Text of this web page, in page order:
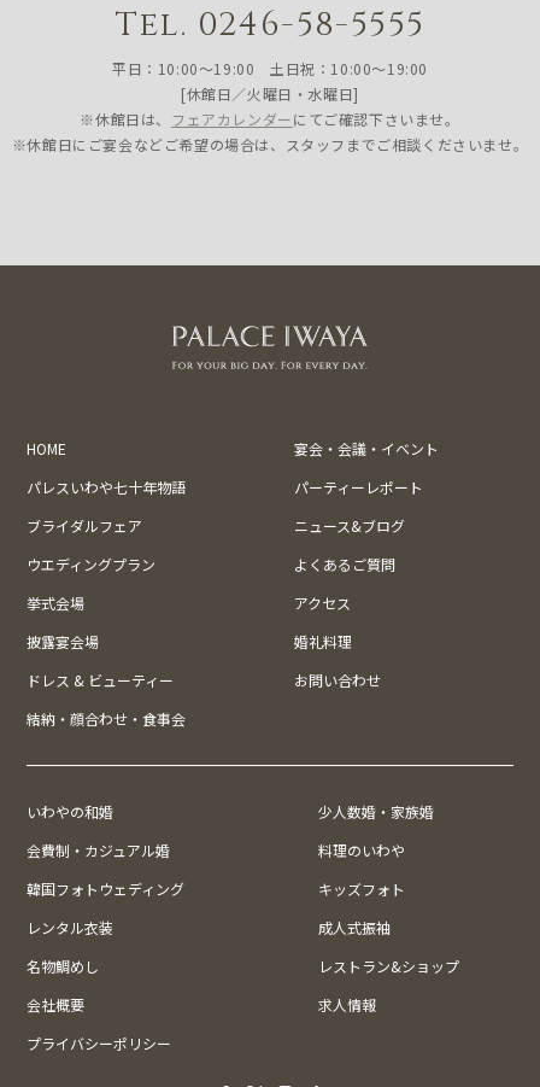
Tel. 0246-58-5555
平日：10:00〜19:00 土日祝：10:00〜19:00
[休館日／火曜日・水曜日]
※休館日は、 フェアカレンダーにてご確認下さいませ。
※休館日にご宴会などご希望の場合は、スタッフまでご相談くださいませ。
HOME
宴会・会議・イベント
パレスいわや七十年物語
パーティーレポート
ブライダルフェア
ニュース&ブログ
ウエディングプラン
よくあるご質問
挙式会場
アクセス
披露宴会場
婚礼料理
ドレス & ビューティー
お問い合わせ
結納・顔合わせ・食事会
いわやの和婚
少人数婚・家族婚
会費制・カジュアル婚
料理のいわや
韓国フォトウェディング
キッズフォト
レンタル衣装
成人式振袖
名物鯛めし
レストラン&ショップ
会社概要
求人情報
プライバシーポリシー